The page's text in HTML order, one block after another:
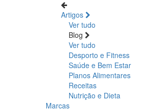
Artigos
Ver tudo
Blog
Ver tudo
Desporto e Fitness
Saúde e Bem Estar
Planos Alimentares
Receitas
Nutrição e Dieta
Marcas